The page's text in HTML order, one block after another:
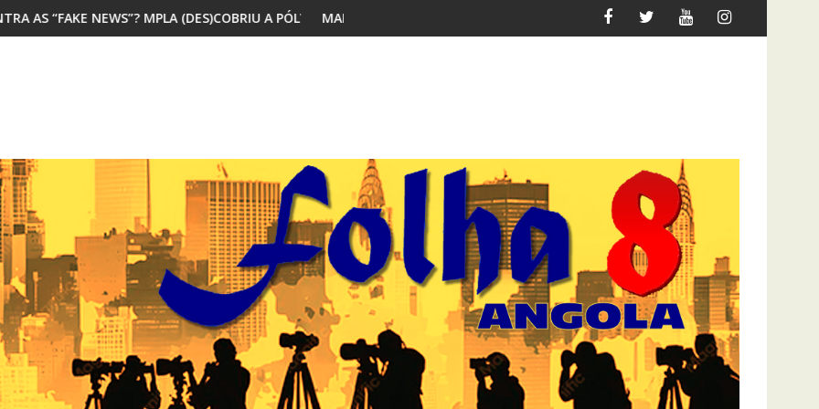
(DES)COBRIU A PÓLVORAMAIORIA DOS JOVENS AFRICANOS QUER MIGRAR ATAQUE À UNITEL AINDA AFECTA A VIDA